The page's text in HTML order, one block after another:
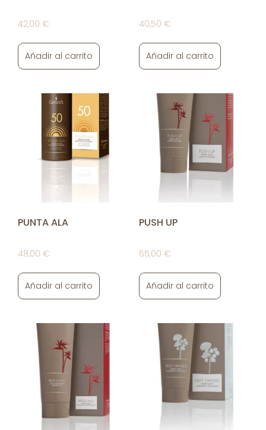
42,00 €
Añadir al carrito
40,50 €
Añadir al carrito
PUNTA ALA
48,00 €
Añadir al carrito
PUSH UP
65,00 €
Añadir al carrito